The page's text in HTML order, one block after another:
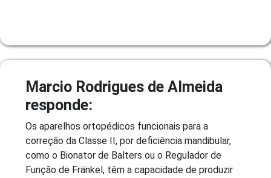
Marcio Rodrigues de Almeida
responde:
Os aparelhos ortopédicos funcionais para a
correção da Classe II, por deficiência mandibular,
como o Bionator de Balters ou o Regulador de
Função de Fränkel, têm a capacidade de produzir